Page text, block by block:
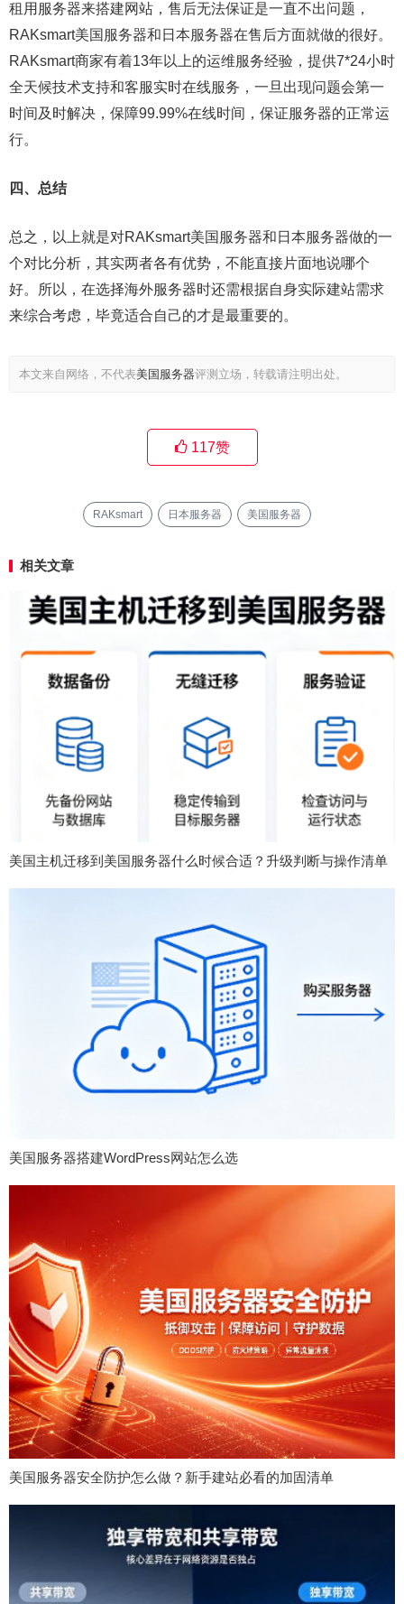
租用服务器来搭建网站，售后无法保证是一直不出问题，
RAKsmart美国服务器和日本服务器在售后方面就做的很好。
RAKsmart商家有着13年以上的运维服务经验，提供7*24小时
全天候技术支持和客服实时在线服务，一旦出现问题会第一
时间及时解决，保障99.99%在线时间，保证服务器的正常运
行。
四、总结
总之，以上就是对RAKsmart美国服务器和日本服务器做的一
个对比分析，其实两者各有优势，不能直接片面地说哪个
好。所以，在选择海外服务器时还需根据自身实际建站需求
来综合考虑，毕竟适合自己的才是最重要的。
本文来自网络，不代表美国服务器评测立场，转载请注明出处。
117赞
RAKsmart 日本服务器 美国服务器
相关文章
美国主机迁移到美国服务器什么时候合适？升级判断与操作清单
美国服务器搭建WordPress网站怎么选
美国服务器安全防护怎么做？新手建站必看的加固清单